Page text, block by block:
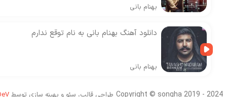
بهنام بانی
دانلود آهنگ بهنام بانی به نام توقع ندارم
بهنام بانی
Copyright © songha 2019 - 2024 طراحی قالب، سئو و بهینه سازی توسط